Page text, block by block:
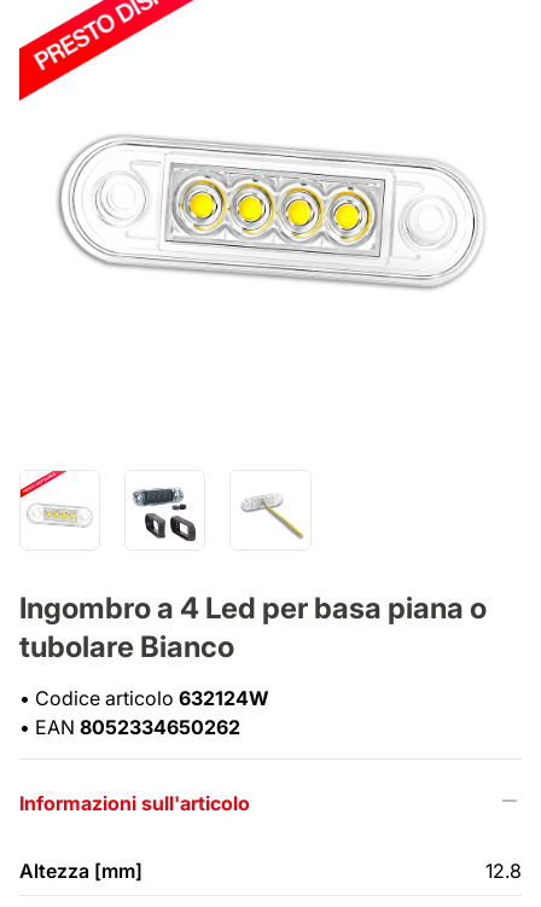
Ingombro a 4 Led per basa piana o
tubolare Bianco
• Codice articolo 632124W
• EAN 8052334650262
Informazioni sull'articolo
Altezza [mm] 12.8